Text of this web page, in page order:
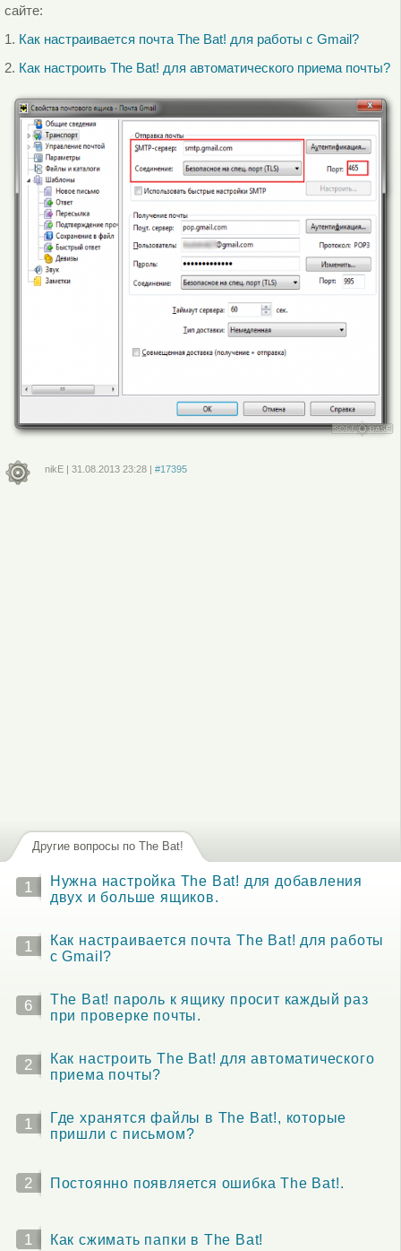
сайте:
1. Как настраивается почта The Bat! для работы с Gmail?
2. Как настроить The Bat! для автоматического приема почты?
nikE| 31.08.2013 23:28| #17395
Другие вопросы по The Bat!
1
Нужна настройка The Bat! для добавления
двух и больше ящиков.
1
Как настраивается почта The Bat! для работы
с Gmail?
6
The Bat! пароль к ящику просит каждый раз
при проверке почты.
2
Как настроить The Bat! для автоматического
приема почты?
1
Где хранятся файлы в The Bat!, которые
пришли с письмом?
2 Постоянно появляется ошибка The Bat!.
1 Как сжимать папки в The Bat!